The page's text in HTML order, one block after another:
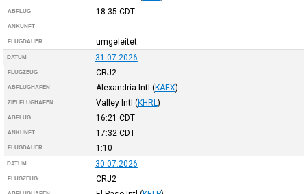
ABFLUG 18:35 CDT
ANKUNFT
FLUGDAUER umgeleitet
DATUM 31.07.2026
FLUGZEUG CRJ2
ABFLUGHAFEN Alexandria Intl (KAEX)
ZIELFLUGHAFEN Valley Intl (KHRL )
ABFLUG 16:21 CDT
ANKUNFT 17:32 CDT
FLUGDAUER 1:10
DATUM 30.07.2026
FLUGZEUG CRJ2